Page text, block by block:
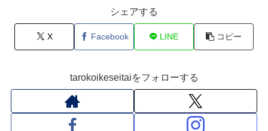
シェアする
X Facebook LINE コピー
tarokoikeseitaiをフォローする